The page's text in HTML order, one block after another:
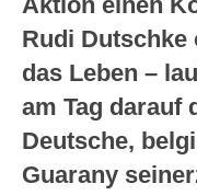
Aktion einen
Rudi Dutschke
das Leben –
am Tag darauf
Deutsche,
Guarany